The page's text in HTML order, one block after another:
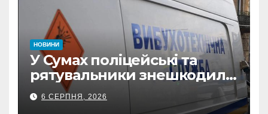
НОВИНИ
У Сумах поліцейські та
рятувальники знешкодили
500-кілограмову авіабомбу
росіян
6 СЕРПНЯ, 2026